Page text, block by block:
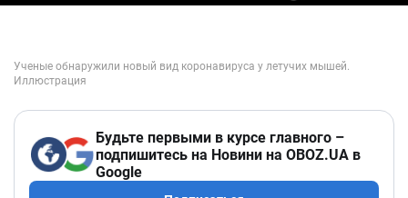
Будьте первыми в курсе главного –
подпишитесь на Новини на OBOZ.UA в
Google